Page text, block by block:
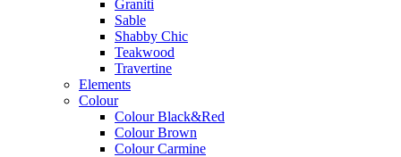
Graniti
Sable
Shabby Chic
Teakwood
Travertine
Elements
Colour
Colour Black&Red
Colour Brown
Colour Carmine